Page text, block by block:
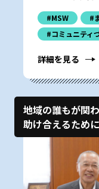
#MSW
#
#コミュニティ
詳細を見る
地域の誰もが関
助け合えるために